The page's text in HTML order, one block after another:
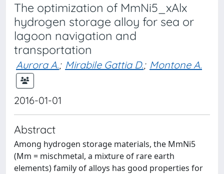
The optimization of MmNi5_xAlx
hydrogen storage alloy for sea or
lagoon navigation and
transportation
Aurora A.; Mirabile Gattia D.; Montone A.
2016-01-01
Abstract
Among hydrogen storage materials, the MmNi5
(Mm = mischmetal, a mixture of rare earth
elements) family of alloys has good properties for